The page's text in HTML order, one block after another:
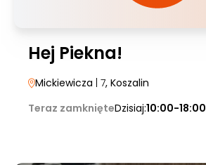
Hej Piekna!
Mickiewicza | 7, Koszalin
Teraz zamknięteDzisiaj:10:00-18:00